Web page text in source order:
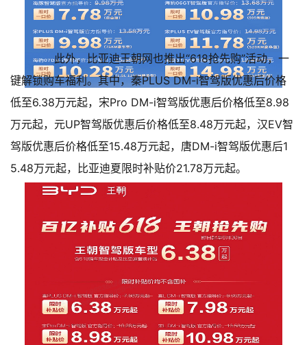
此外，比亚迪王朝网也推出“618抢先购”活动，一
键解锁购车福利。其中，秦PLUS DM-i智驾版优惠后价格
低至6.38万元起，宋Pro DM-i智驾版优惠后价格低至8.98
万元起，元UP智驾版优惠后价格低至8.48万元起，汉EV智
驾版优惠后价格低至15.48万元起，唐DM-i智驾版优惠后1
5.48万元起，比亚迪夏限时补贴价21.78万元起。